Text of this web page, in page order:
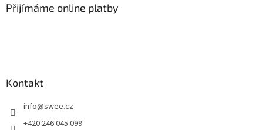
Přijímáme online platby
Kontakt
info@swee.cz
+420 246 045 099